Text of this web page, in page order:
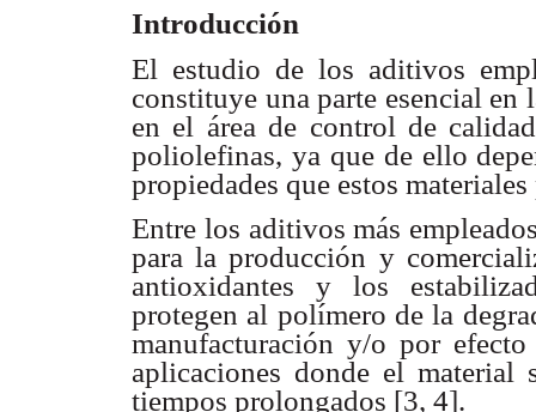
Introducción
El estudio de los aditivos
constituye una parte esencial en
en el área de control de
poliolefinas, ya que de ello
propiedades que estos
Entre los aditivos más
para la producción y
antioxidantes y los
protegen al polímero de la
manufacturación y/o por
aplicaciones donde el
tiempos prolongados [3, 4].